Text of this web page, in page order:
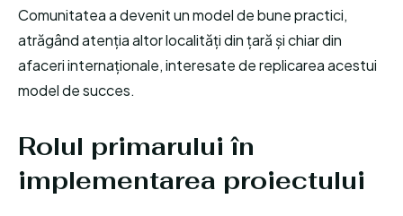
Comunitatea a devenit un model de bune practici,
atrăgând atenția altor localități din țară și chiar din
afaceri internaționale, interesate de replicarea acestui
model de succes.
Rolul primarului în
implementarea proiectului